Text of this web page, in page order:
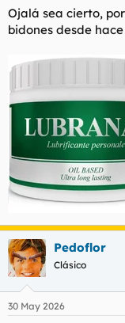
:
Ojalá sea cierto,
bidones desde
Pedoflor
Clásico
30 May 2026